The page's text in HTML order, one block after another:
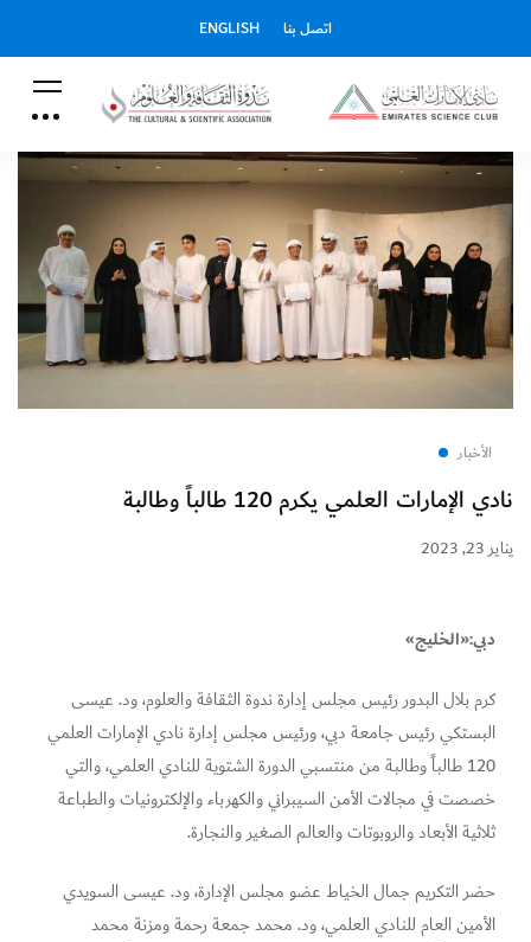
اتصل بنا ENGLISH
الأخبار
نادي الإمارات العلمي يكرم 120 طالباً وطالبة
يناير 23, 2023
دبي:«الخليج»
كرم بلال البدور رئيس مجلس إدارة ندوة الثقافة والعلوم، ود. عيسى
البستكي رئيس جامعة دبي، ورئيس مجلس إدارة نادي الإمارات العلمي
120 طالباً وطالبة من منتسبي الدورة الشتوية للنادي العلمي، والتي
خصصت في مجالات الأمن السيبراني والكهرباء والإلكترونيات والطباعة
ثلاثية الأبعاد والروبوتات والعالم الصغير والنجارة.
حضر التكريم جمال الخياط عضو مجلس الإدارة، ود. عيسى السويدي
الأمين العام للنادي العلمي، ود. محمد جمعة رحمة ومزنة محمد